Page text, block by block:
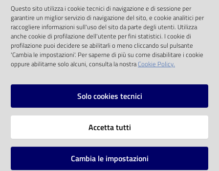
Eventi
Chiedi al
bibliotecario
Avvisi
solo alle condizioni previste dalla direttiva
comunitaria 2003/98/CE e dal d.lgs. 36/2006
SOCIAL
Instagram
Vai alla pagina
Questo sito utilizza i cookie tecnici di navigazione e di sessione per
garantire un miglior servizio di navigazione del sito, e cookie analitici per
raccogliere informazioni sull'uso del sito da parte degli utenti. Utilizza
anche cookie di profilazione dell'utente per fini statistici. I cookie di
profilazione puoi decidere se abilitarli o meno cliccando sul pulsante
'Cambia le impostazioni'. Per saperne di più su come disabilitare i cookie
oppure abilitarne solo alcuni, consulta la nostraCookie Policy.
Solo cookies tecnici
Accetta tutti
Cambia le impostazioni